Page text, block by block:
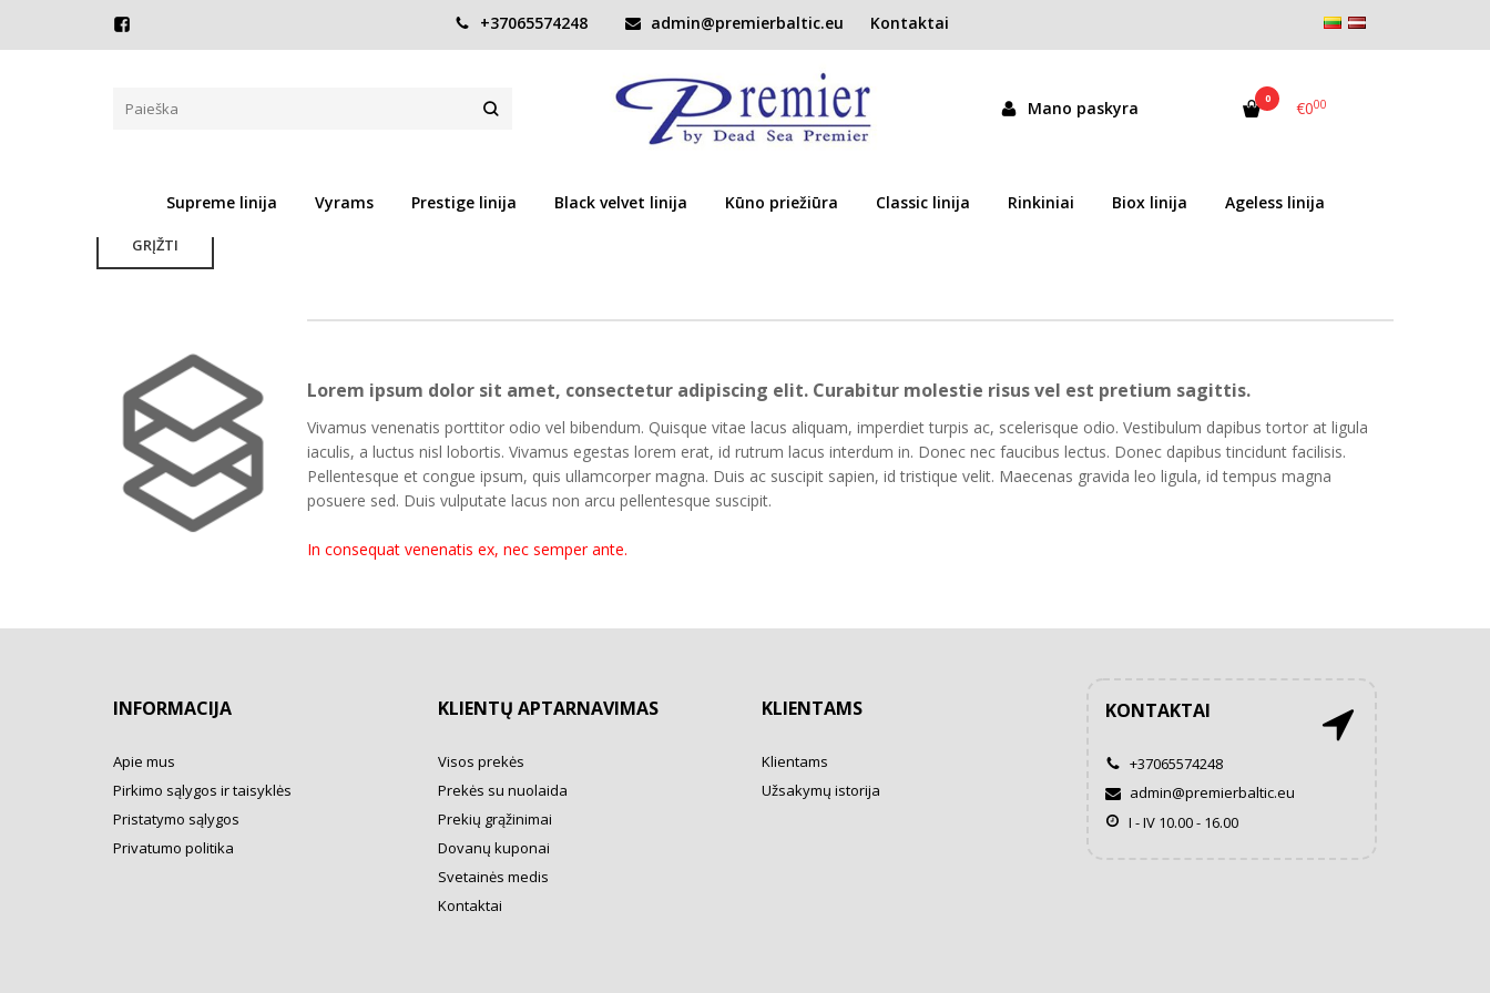
+37065574248 admin@premierbaltic.eu Kontaktai
Mano paskyra 0 €000
Supreme linija Vyrams Prestige linija Black velvet linija Kūno priežiūra Classic linija Rinkiniai Biox linija Ageless linija
ESHOPRENT 2
GRĮŽTI
Lorem ipsum dolor sit amet, consectetur adipiscing elit. Curabitur molestie risus vel est pretium sagittis.
Vivamus venenatis porttitor odio vel bibendum. Quisque vitae lacus aliquam, imperdiet turpis ac, scelerisque odio. Vestibulum dapibus tortor at ligula
iaculis, a luctus nisl lobortis. Vivamus egestas lorem erat, id rutrum lacus interdum in. Donec nec faucibus lectus. Donec dapibus tincidunt facilisis.
Pellentesque et congue ipsum, quis ullamcorper magna. Duis ac suscipit sapien, id tristique velit. Maecenas gravida leo ligula, id tempus magna
posuere sed. Duis vulputate lacus non arcu pellentesque suscipit.
In consequat venenatis ex, nec semper ante.
INFORMACIJA
Apie mus
Pirkimo sąlygos ir taisyklės
Pristatymo sąlygos
Privatumo politika
KLIENTŲ APTARNAVIMAS
Visos prekės
Prekės su nuolaida
Prekių grąžinimai
Dovanų kuponai
Svetainės medis
Kontaktai
KLIENTAMS
Klientams
Užsakymų istorija
KONTAKTAI
+37065574248
admin@premierbaltic.eu
I - IV 10.00 - 16.00